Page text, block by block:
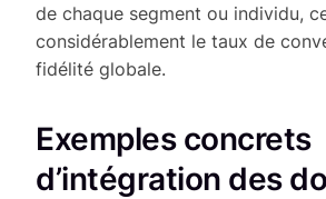
de chaque segment ou individu,
considérablement le taux de
fidélité globale.
Exemples concrets
d’intégration des